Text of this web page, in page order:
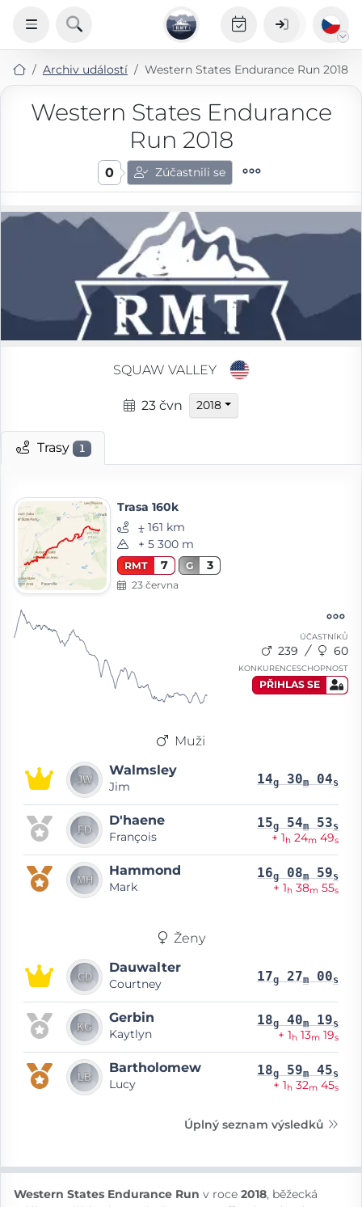
Archiv událostí Western States Endurance Run 2018
Western States Endurance
Run 2018
0 Zúčastnili se
SQUAW VALLEY
23 čvn 2018
Trasy 1
Trasa 160k
⨦ 161 km
+ 5 300 m
RMT 7 G 3
23 června
ÚČASTNÍKŮ
239 60
KONKURENCESCHOPNOST
PŘIHLAS SE
Muži
Walmsley
Jim 14g 30m 04s
D'haene
François
15g 54m 53s
+ 1h 24m 49s
Hammond
Mark
16g 08m 59s
+ 1h 38m 55s
Ženy
Dauwalter
Courtney 17g 27m 00s
Gerbin
Kaytlyn
18g 40m 19s
+ 1h 13m 19s
Bartholomew
Lucy
18g 59m 45s
+ 1h 32m 45s
Úplný seznam výsledků
Western States Endurance Run v roce 2018, běžecká